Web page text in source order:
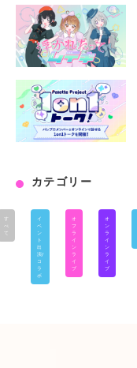
カテゴリー
す
べ
て
イ
ベ
ン
ト
出
演/
コ
ラ
ボ
オ
フ
ラ
イ
ン
ラ
イ
ブ
オ
ン
ラ
イ
ン
ラ
イ
ブ